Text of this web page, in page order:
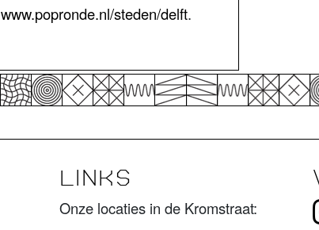
www.popronde.nl/steden/delft.
LINKS
Onze locaties in de Kromstraat: